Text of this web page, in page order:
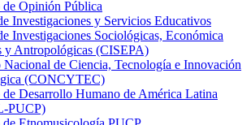
Opinión Pública
Investigaciones y Servicios Educativos
Investigaciones Sociológicas, Económica
y Antropológicas (CISEPA)
Nacional de Ciencia, Tecnología e Innovación
(CONCYTEC)
Desarrollo Humano de América Latina
PUCP)